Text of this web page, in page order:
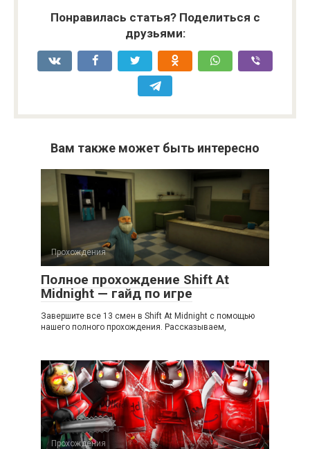
Понравилась статья? Поделиться с
друзьями:
Вам также может быть интересно
Прохождения
Полное прохождение Shift At
Midnight — гайд по игре
Завершите все 13 смен в Shift At Midnight с помощью
нашего полного прохождения. Рассказываем,
Прохождения